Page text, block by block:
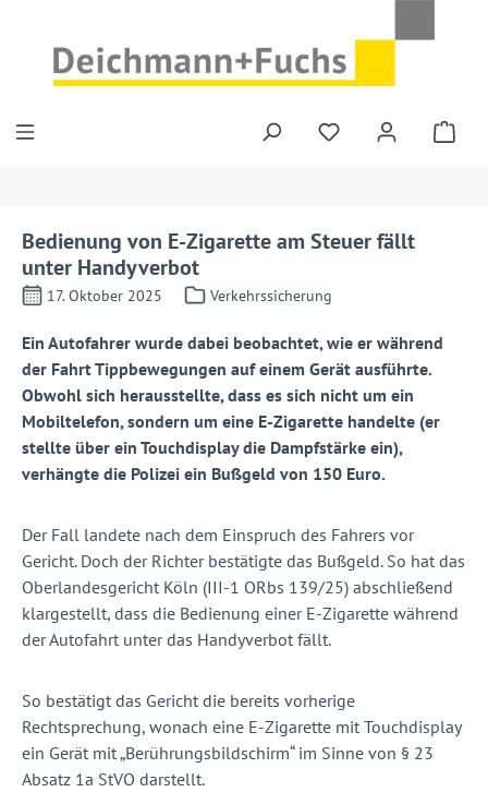
Bedienung von E-Zigarette am Steuer fällt
unter Handyverbot
17. Oktober 2025 Verkehrssicherung
Ein Autofahrer wurde dabei beobachtet, wie er während
der Fahrt Tippbewegungen auf einem Gerät ausführte.
Obwohl sich herausstellte, dass es sich nicht um ein
Mobiltelefon, sondern um eine E-Zigarette handelte (er
stellte über ein Touchdisplay die Dampfstärke ein),
verhängte die Polizei ein Bußgeld von 150 Euro.
Der Fall landete nach dem Einspruch des Fahrers vor
Gericht. Doch der Richter bestätigte das Bußgeld. So hat das
Oberlandesgericht Köln (III-1 ORbs 139/25) abschließend
klargestellt, dass die Bedienung einer E-Zigarette während
der Autofahrt unter das Handyverbot fällt.
So bestätigt das Gericht die bereits vorherige
Rechtsprechung, wonach eine E-Zigarette mit Touchdisplay
ein Gerät mit „Berührungsbildschirm“ im Sinne von § 23
Absatz 1a StVO darstellt.